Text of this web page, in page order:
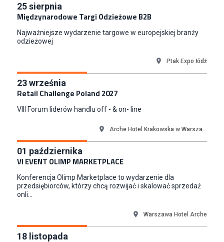
W.Kruk
Key Account Manager Meble
Empik
Młodszy Specjalista ds. Sprzedaży B2B (K/M/N)
Euro-net Sp. z o.o.
Key Account Manager
Skarbimierzyce
Content Creator (m/k)
Medicine
Junior RPA Developer (k/m)
TERG S.A.
25sierpnia
Międzynarodowe Targi Odzieżowe B2B
Najważniejsze wydarzenie targowe w europejskiej branży
odzieżowej
Ptak Expo łódź
23września
Retail Challenge Poland 2027
VIII Forum liderów handlu off - & on- line
Arche Hotel Krakowska w Warsza...
01 października
VI EVENT OLIMP MARKETPLACE
Konferencja Olimp Marketplace to wydarzenie dla
przedsiębiorców, którzy chcą rozwijać i skalować sprzedaż
onli...
Warszawa Hotel Arche
18 listopada